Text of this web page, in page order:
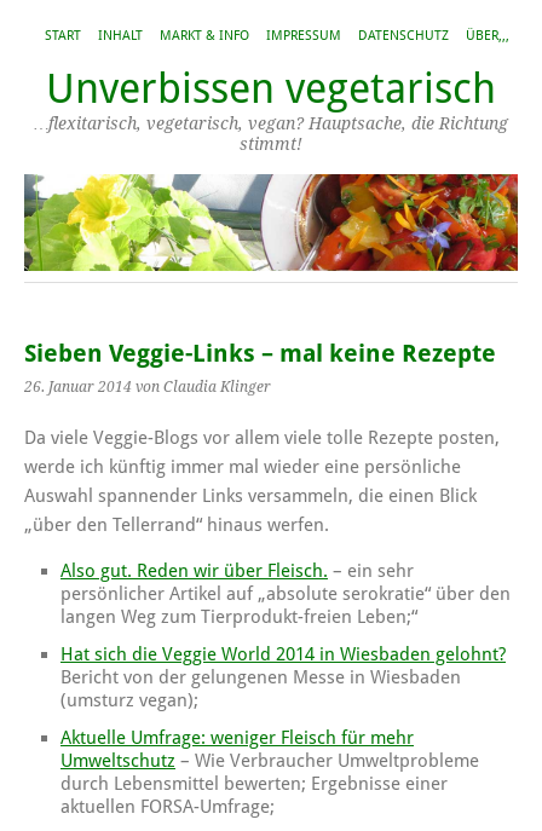
START INHALT MARKT & INFO IMPRESSUM DATENSCHUTZ ÜBER,,,
Unverbissen vegetarisch
…flexitarisch, vegetarisch, vegan? Hauptsache, die Richtung
stimmt!
Sieben Veggie-Links – mal keine Rezepte
26. Januar 2014 von Claudia Klinger
Da viele Veggie-Blogs vor allem viele tolle Rezepte posten,
werde ich künftig immer mal wieder eine persönliche
Auswahl spannender Links versammeln, die einen Blick
„über den Tellerrand“ hinaus werfen.
Also gut. Reden wir über Fleisch. – ein sehr
persönlicher Artikel auf „absolute serokratie“ über den
langen Weg zum Tierprodukt-freien Leben;“
Hat sich die Veggie World 2014 in Wiesbaden gelohnt?
Bericht von der gelungenen Messe in Wiesbaden
(umsturz vegan);
Aktuelle Umfrage: weniger Fleisch für mehr
Umweltschutz – Wie Verbraucher Umweltprobleme
durch Lebensmittel bewerten; Ergebnisse einer
aktuellen FORSA-Umfrage;